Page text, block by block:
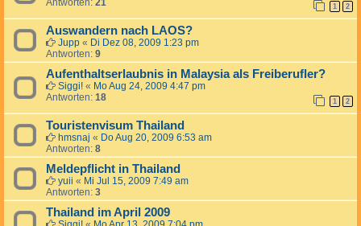
Antworten: 21 1 2
Auswandern nach LAOS?
Jupp « Di Dez 08, 2009 1:23 pm
Antworten: 9
Aufenthaltserlaubnis in Malaysia als Freiberufler?
Siggi! « Mo Aug 24, 2009 4:47 pm
Antworten: 18 1 2
Touristenvisum Thailand
hmsnaj « Do Aug 20, 2009 6:53 am
Antworten: 8
Meldepflicht in Thailand
yuii « Mi Jul 15, 2009 7:49 am
Antworten: 3
Thailand im April 2009